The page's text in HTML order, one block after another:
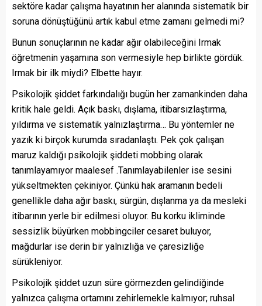
sektöre kadar çalışma hayatının her alanında sistematik bir
soruna dönüştüğünü artık kabul etme zamanı gelmedi mi?
Bunun sonuçlarının ne kadar ağır olabileceğini Irmak
öğretmenin yaşamına son vermesiyle hep birlikte gördük.
Irmak bir ilk miydi? Elbette hayır.
Psikolojik şiddet farkındalığı bugün her zamankinden daha
kritik hale geldi. Açık baskı, dışlama, itibarsızlaştırma,
yıldırma ve sistematik yalnızlaştırma… Bu yöntemler ne
yazık ki birçok kurumda sıradanlaştı. Pek çok çalışan
maruz kaldığı psikolojik şiddeti mobbing olarak
tanımlayamıyor maalesef .Tanımlayabilenler ise sesini
yükseltmekten çekiniyor. Çünkü hak aramanın bedeli
genellikle daha ağır baskı, sürgün, dışlanma ya da mesleki
itibarının yerle bir edilmesi oluyor. Bu korku ikliminde
sessizlik büyürken mobbingciler cesaret buluyor,
mağdurlar ise derin bir yalnızlığa ve çaresizliğe
sürükleniyor.
Psikolojik şiddet uzun süre görmezden gelindiğinde
yalnızca çalışma ortamını zehirlemekle kalmıyor; ruhsal